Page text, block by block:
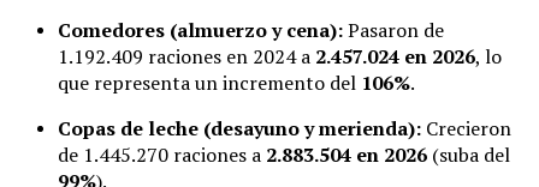
Comedores (almuerzo y cena):Pasaron de
1.192.409 raciones en 2024 a 2.457.024 en 2026, lo
que representa un incremento del 106%.
Copas de leche (desayuno y merienda): Crecieron
de 1.445.270 raciones a 2.883.504 en 2026 (suba del
99%).